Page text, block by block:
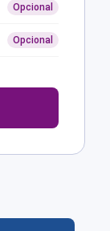
Opcional
Opcional